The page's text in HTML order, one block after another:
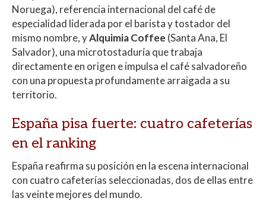
Noruega), referencia internacional del café de
especialidad liderada por el barista y tostador del
mismo nombre, yAlquimia Coffee (Santa Ana, El
Salvador), una microtostaduría que trabaja
directamente en origen e impulsa el café salvadoreño
con una propuesta profundamente arraigada a su
territorio.
España pisa fuerte: cuatro cafeterías
en el ranking
España reafirma su posición en la escena internacional
con cuatro cafeterías seleccionadas, dos de ellas entre
las veinte mejores del mundo.